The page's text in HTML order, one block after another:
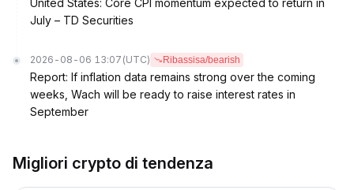
United States: Core CPI momentum expected to return in
July – TD Securities
2026-08-06 13:07 (UTC) Ribassisa/bearish
Report: If inflation data remains strong over the coming
weeks, Wach will be ready to raise interest rates in
September
Migliori crypto di tendenza